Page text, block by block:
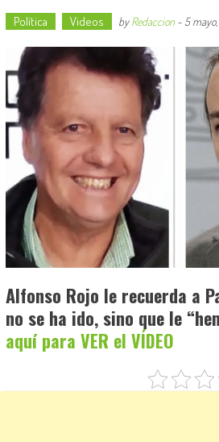
Política Videos byRedaccion- 5
Alfonso Rojo le recuerda a
no se ha ido, sino que le
aquí para VER el VÍDEO